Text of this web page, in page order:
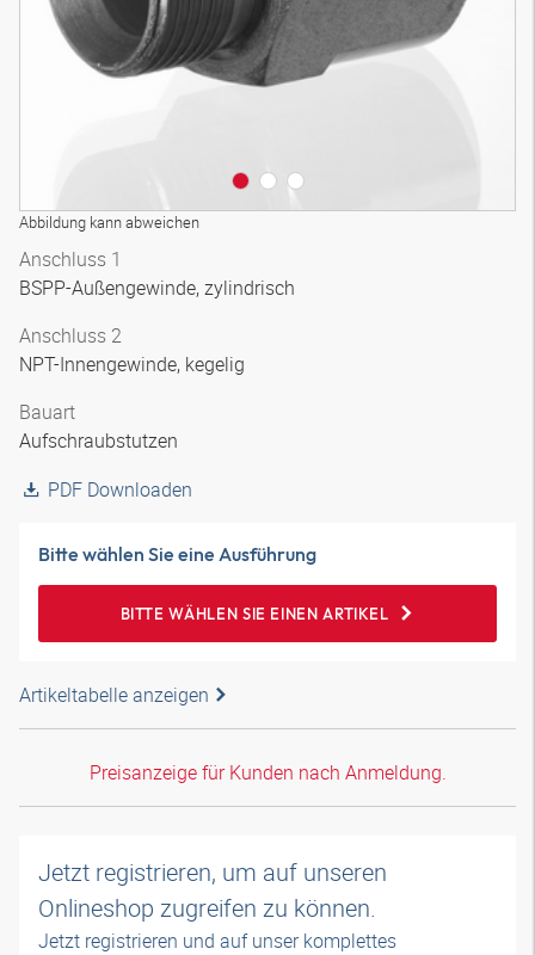
Abbildung kann abweichen
Anschluss 1
BSPP-Außengewinde, zylindrisch
Anschluss 2
NPT-Innengewinde, kegelig
Bauart
Aufschraubstutzen
PDF Downloaden
Bitte wählen Sie eine Ausführung
BITTE WÄHLEN SIE EINEN ARTIKEL
Artikeltabelle anzeigen
Preisanzeige für Kunden nach Anmeldung.
Jetzt registrieren, um auf unseren
Onlineshop zugreifen zu können.
Jetzt registrieren und auf unser komplettes